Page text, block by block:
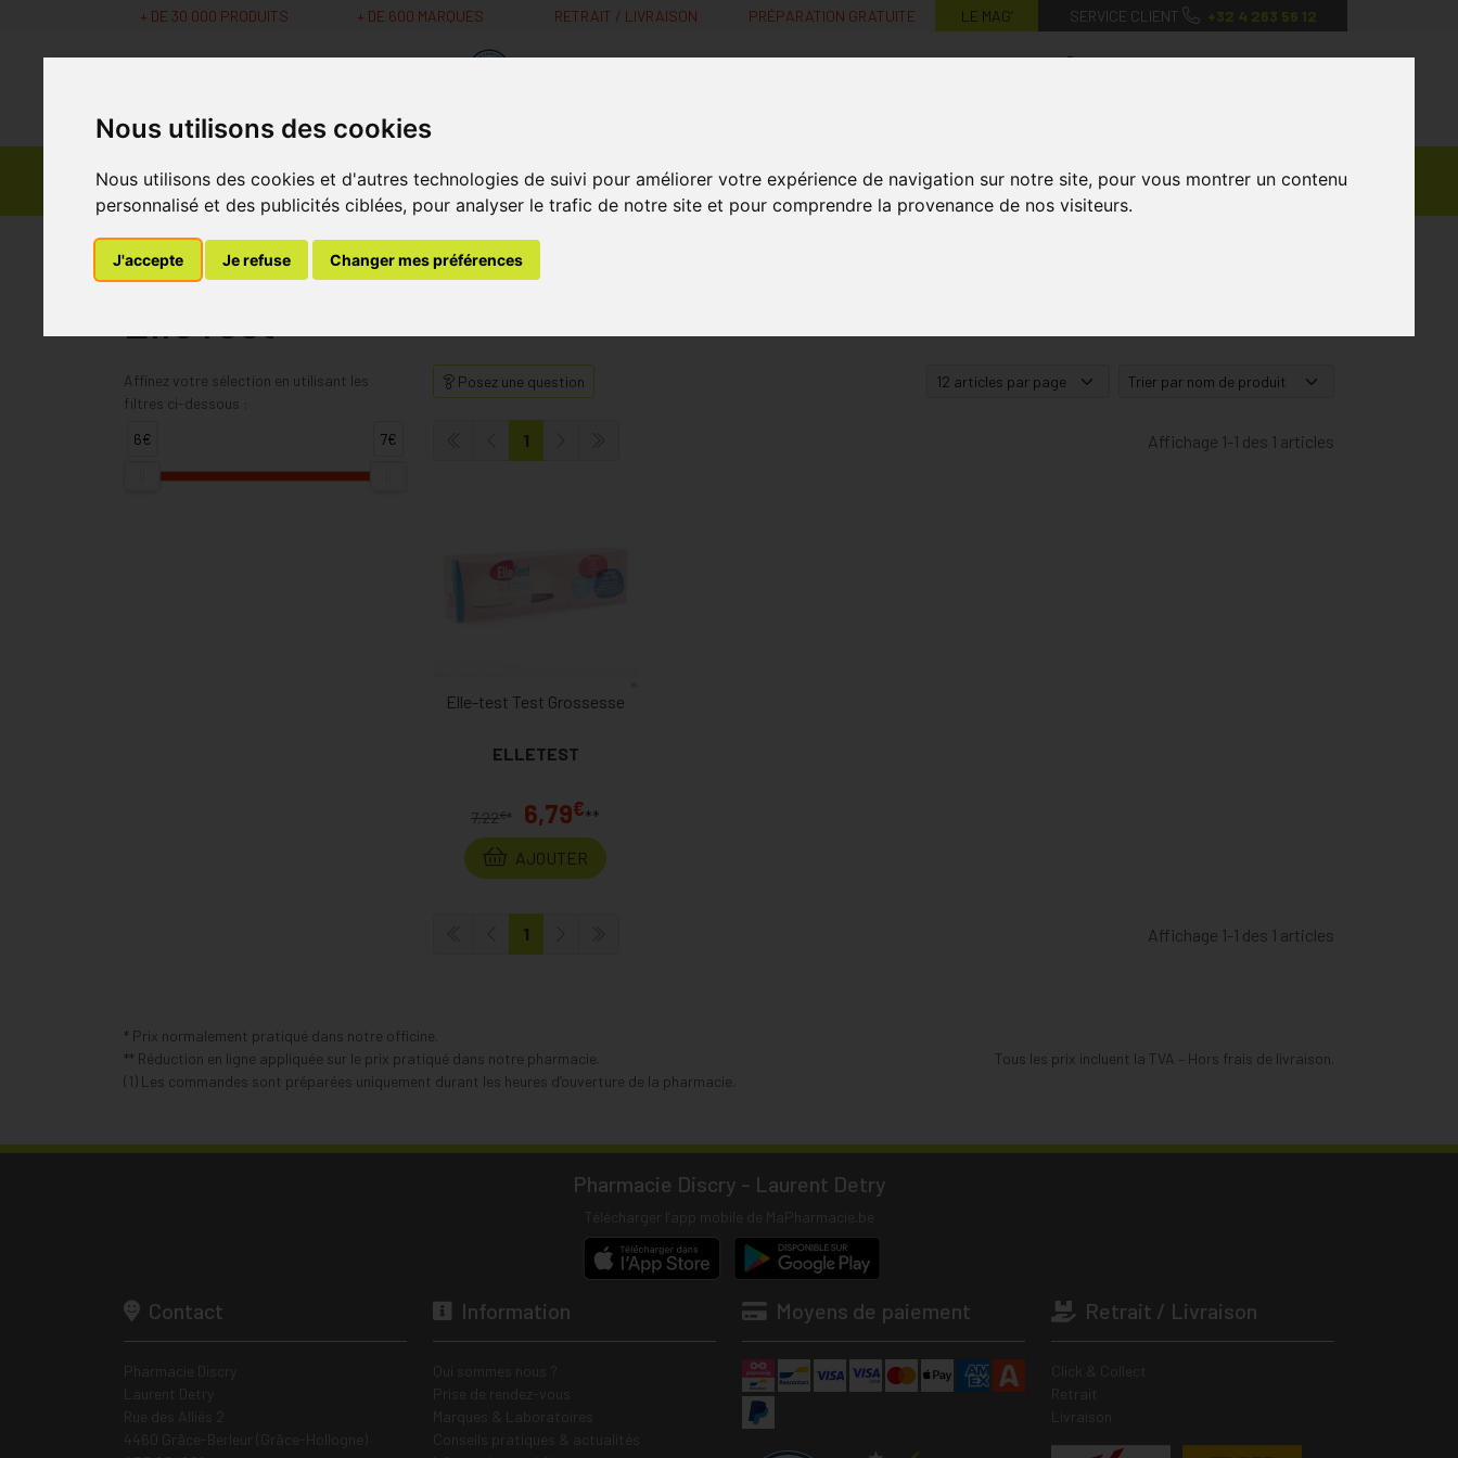
Nous utilisons des cookies
Nous utilisons des cookies et d'autres technologies de suivi pour améliorer votre expérience de navigation sur notre site, pour vous montrer un contenu
personnalisé et des publicités ciblées, pour analyser le trafic de notre site et pour comprendre la provenance de nos visiteurs.
J'accepte Je refuse Changer mes préférences
+ DE 30 000 PRODUITS + DE 600 MARQUES RETRAIT / LIVRAISON PRÉPARATION GRATUITE LE MAG’ SERVICE CLIENT +32 4 263 56 12
Promos Médicaments
Parapharmacie -
Cosmétiques
Minceur
Nutrition -
Vitamines
Soins Bébé et
Grossesse
Médecines
naturelles
Bandagisterie Vétérinaire
Ventes
Privées
Marques
MaPharmacie.be ElleTest
Posez une question
Affichage 1-1 des 1 articles
1
Elle-test Test Grossesse
ELLETEST
7,22€* 6,79€**
AJOUTER
Affichage 1-1 des 1 articles
1
Affinez votre sélection en utilisant les
filtres ci-dessous :
6€
7€
* Prix normalement pratiqué dans notre officine.
** Réduction en ligne appliquée sur le prix pratiqué dans notre pharmacie.
(1) Les commandes sont préparées uniquement durant les heures d’ouverture de la pharmacie.
Tous les prix incluent la TVA – Hors frais de livraison.
Pharmacie Discry - Laurent Detry
Contact Information Moyens de paiement Retrait / Livraison